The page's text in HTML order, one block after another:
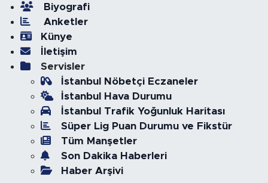
Biyografi
Anketler
Künye
İletişim
Servisler
İstanbul Nöbetçi Eczaneler
İstanbul Hava Durumu
İstanbul Trafik Yoğunluk Haritası
Süper Lig Puan Durumu ve Fikstür
Tüm Manşetler
Son Dakika Haberleri
Haber Arşivi